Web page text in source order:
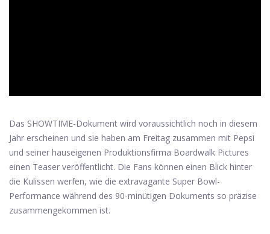
Das SHOWTIME-Dokument wird voraussichtlich noch in diesem
Jahr erscheinen und sie haben am Freitag zusammen mit Pepsi
und seiner hauseigenen Produktionsfirma Boardwalk Pictures
einen Teaser veröffentlicht. Die Fans können einen Blick hinter
die Kulissen werfen, wie die extravagante Super Bowl-
Performance während des 90-minütigen Dokuments so präzise
zusammengekommen ist.